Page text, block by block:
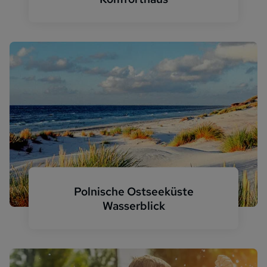
Polnische Ostseeküste
Wasserblick